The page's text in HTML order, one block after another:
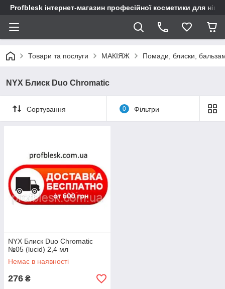
Profblesk інтернет-магазин професійної косметики для
Товари та послуги МАКІЯЖ Помади, блиски,
NYX Блиск Duo Chromatic
Сортування 0 Фільтри
NYX Блиск Duo Chromatic
№05 (lucid) 2,4 мл
Немає в наявності
276 ₴